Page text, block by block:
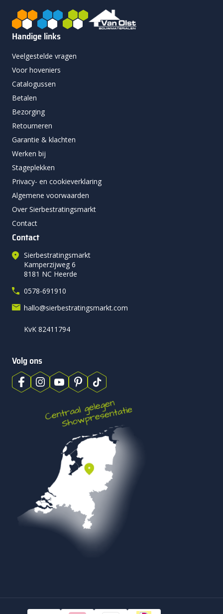
Handige links
Veelgestelde vragen
Voor hoveniers
Catalogussen
Betalen
Bezorging
Retourneren
Garantie & klachten
Werken bij
Stageplekken
Privacy- en cookieverklaring
Algemene voorwaarden
Over Sierbestratingsmarkt
Contact
Contact
Sierbestratingsmarkt
Kamperzijweg 6
8181 NC Heerde
0578-691910
hallo@sierbestratingsmarkt.com
KvK 82411794
Volg ons